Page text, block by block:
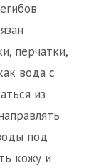
перчатки,
вода с
из
под
кожу и